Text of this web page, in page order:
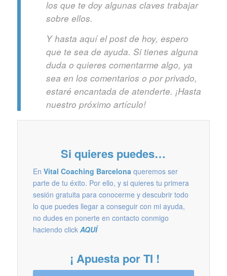
los que te doy algunas claves trabajar
sobre ellos.
Y hasta aquí el post de hoy, espero
que te sea de ayuda. Si tienes alguna
duda o quieres comentarme algo, ya
sea en los comentarios o por privado,
estaré encantada de atenderte. ¡Hasta
nuestro próximo artículo!
Si quieres puedes…
En Vital Coaching Barcelona queremos ser
parte de tu éxito. Por ello, y si quieres tu primera
sesión gratuita para conocerme y descubrir todo
lo que puedes llegar a conseguir con mi ayuda,
no dudes en ponerte en contacto conmigo
haciendo click AQUÍ
¡ Apuesta por TI !